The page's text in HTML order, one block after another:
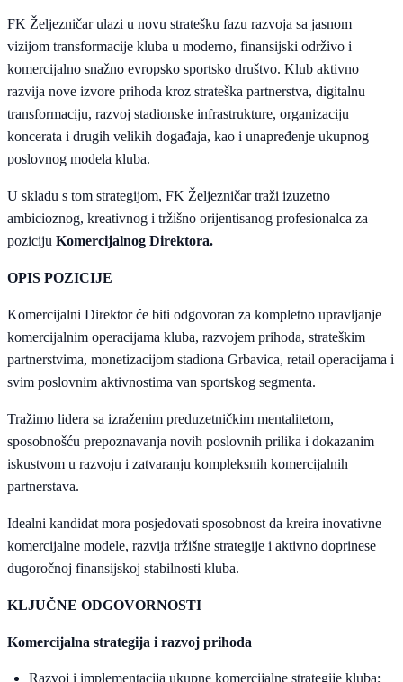
FK Željezničar ulazi u novu stratešku fazu razvoja sa jasnom
vizijom transformacije kluba u moderno, finansijski održivo i
komercijalno snažno evropsko sportsko društvo. Klub aktivno
razvija nove izvore prihoda kroz strateška partnerstva, digitalnu
transformaciju, razvoj stadionske infrastrukture, organizaciju
koncerata i drugih velikih događaja, kao i unapređenje ukupnog
poslovnog modela kluba.
U skladu s tom strategijom, FK Željezničar traži izuzetno
ambicioznog, kreativnog i tržišno orijentisanog profesionalca za
poziciju Komercijalnog Direktora.
OPIS POZICIJE
Komercijalni Direktor će biti odgovoran za kompletno upravljanje
komercijalnim operacijama kluba, razvojem prihoda, strateškim
partnerstvima, monetizacijom stadiona Grbavica, retail operacijama i
svim poslovnim aktivnostima van sportskog segmenta.
Tražimo lidera sa izraženim preduzetničkim mentalitetom,
sposobnošću prepoznavanja novih poslovnih prilika i dokazanim
iskustvom u razvoju i zatvaranju kompleksnih komercijalnih
partnerstava.
Idealni kandidat mora posjedovati sposobnost da kreira inovativne
komercijalne modele, razvija tržišne strategije i aktivno doprinese
dugoročnoj finansijskoj stabilnosti kluba.
KLJUČNE ODGOVORNOSTI
Komercijalna strategija i razvoj prihoda
Razvoj i implementacija ukupne komercijalne strategije kluba;